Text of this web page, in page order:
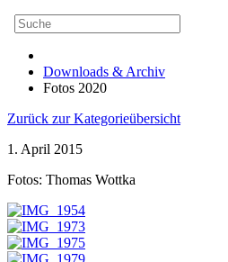
Downloads & Archiv
Fotos 2020
Zurück zur Kategorieübersicht
1. April 2015
Fotos: Thomas Wottka